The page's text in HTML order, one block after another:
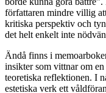
författaren mindre villig
kritiska perspektiv och
det helt enkelt inte
Ändå finns i
insikter som vittnar om
teoretiska reflektionen. I
estetiska verk ett